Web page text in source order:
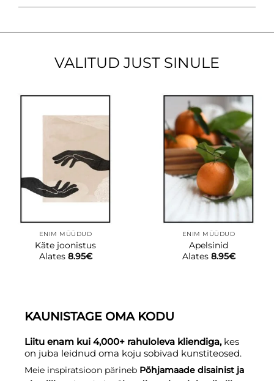
VALITUD JUST SINULE
ENIM MÜÜDUD
Käte joonistus
Alates 8.95€
ENIM MÜÜDUD
Apelsinid
Alates 8.95€
KAUNISTAGE OMA KODU
Liitu enam kui 4,000+ rahuloleva kliendiga, kes
on juba leidnud oma koju sobivad kunstiteosed.
Meie inspiratsioon pärineb Põhjamaade disainist ja